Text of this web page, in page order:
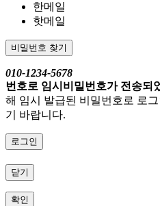
한메일
핫메일
비밀번호 찾기
010-1234-5678
번호로 임시비밀번호가 전송되
해 임시 발급된 비밀번호로 로
기 바랍니다.
로그인
닫기
확인